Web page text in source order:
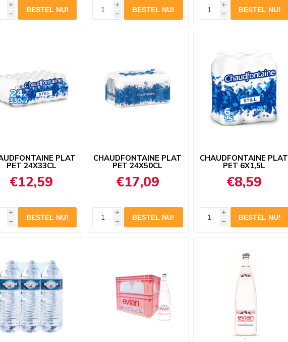
i
h
i
h
i
h
PLAT
PET 24X33CL
€12,59
i
h
CHAUDFONTAINE PLAT
PET 24X50CL
€17,09
i
h
CHAUDFONTAINE PLAT
PET 6X1,5L
€8,59
i
h